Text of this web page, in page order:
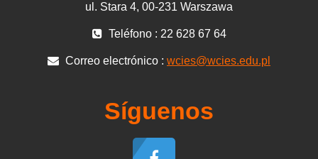
ul. Stara 4, 00-231 Warszawa
Teléfono : 22 628 67 64
Correo electrónico : wcies@wcies.edu.pl
Síguenos